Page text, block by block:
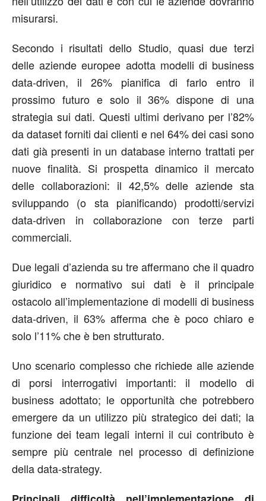
misurarsi.
Secondo i risultati dello Studio, quasi due terzi
delle aziende europee adotta modelli di business
data-driven, il 26% pianifica di farlo entro il
prossimo futuro e solo il 36% dispone di una
strategia sui dati. Questi ultimi derivano per l’82%
da dataset forniti dai clienti e nel 64% dei casi sono
dati già presenti in un database interno trattati per
nuove finalità. Si prospetta dinamico il mercato
delle collaborazioni: il 42,5% delle aziende sta
sviluppando (o sta pianificando) prodotti/servizi
data-driven in collaborazione con terze parti
commerciali.
Due legali d’azienda su tre affermano che il quadro
giuridico e normativo sui dati è il principale
ostacolo all’implementazione di modelli di business
data-driven, il 63% afferma che è poco chiaro e
solo l’11% che è ben strutturato.
Uno scenario complesso che richiede alle aziende
di porsi interrogativi importanti: il modello di
business adottato; le opportunità che potrebbero
emergere da un utilizzo più strategico dei dati; la
funzione dei team legali interni il cui contributo è
sempre più centrale nel processo di definizione
della data-strategy.